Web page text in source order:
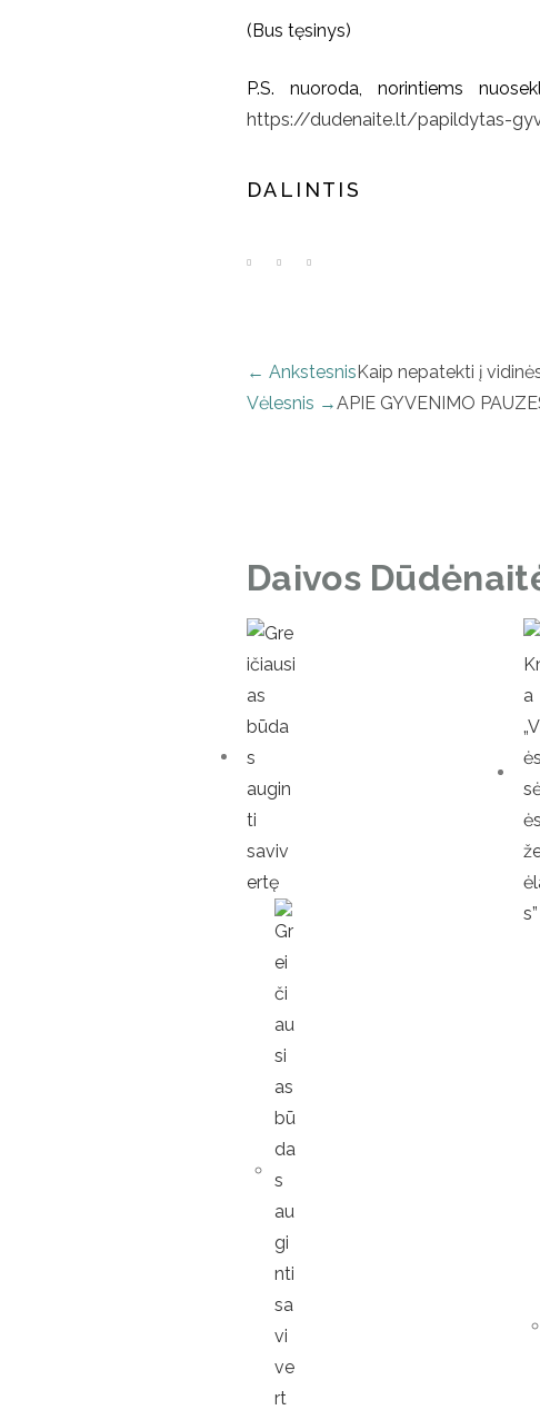
(Bus tęsinys)
P.S. nuoroda, norintiems
https://dudenaite.lt/papildytas-
DALINTIS
← AnkstesnisKaip nepatekti į
Vėlesnis →APIE GYVENIMO
Daivos